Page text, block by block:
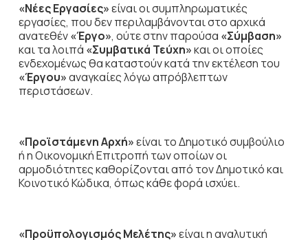
«Νέες Εργασίες»είναι οι συμπληρωματικές
εργασίες, που δεν περιλαμβάνονται στο αρχικά
ανατεθέν«Έργο», ούτε στην παρούσα «Σύμβαση»
και τα λοιπά «Συμβατικά Τεύχη»και οι οποίες
ενδεχομένως θα καταστούν κατά την εκτέλεση του
«Έργου»αναγκαίες λόγω απρόβλεπτων
περιστάσεων.
«Προϊστάμενη Αρχή»είναι το Δημοτικό συμβούλιο
ή η Οικονομική Επιτροπή των οποίων οι
αρμοδιότητες καθορίζονται από τον Δημοτικό και
Κοινοτικό Κώδικα, όπως κάθε φορά ισχύει.
«Προϋπολογισμός Μελέτης»είναι η αναλυτική